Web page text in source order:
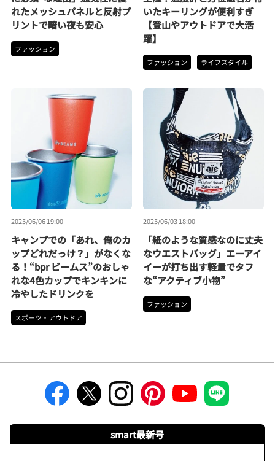
れたメッシュパネルと反射プ
リントで暗い夜も安心
ファッション
いたキーリングが便利すぎ
【登山やアウトドアで大活
躍】
ファッション ライフスタイル
2025/06/06 19:00
キャンプでの「あれ、俺のカ
ップどれだっけ？」がなくな
る！“bpr ビームス”のおしゃ
れな4色カップでキンキンに
冷やしたドリンクを
スポーツ・アウトドア
2025/06/03 18:00
「紙のような質感なのに丈夫
なウエストバッグ」エーアイ
イーが打ち出す軽量でタフ
な“アクティブ小物”
ファッション
smart最新号